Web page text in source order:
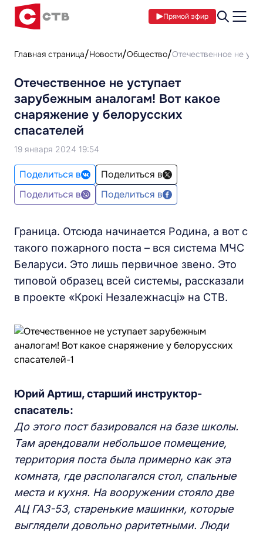
Прямой эфир
Главная страница Новости Общество Отечественное не
Отечественное не уступает
зарубежным аналогам! Вот какое
снаряжение у белорусских
спасателей
19 января 2024 19:54
Поделиться в
Поделиться в
Поделиться в
Поделиться в
Граница. Отсюда начинается Родина, а вот с
такого пожарного поста – вся система МЧС
Беларуси. Это лишь первичное звено. Это
типовой образец всей системы, рассказали
в проекте «Крокі Незалежнасці» на СТВ.
Юрий Артиш, старший инструктор-
спасатель:
До этого пост базировался на базе школы.
Там арендовали небольшое помещение,
территория поста была примерно как эта
комната, где располагался стол, спальные
места и кухня. На вооружении стояло две
АЦ ГАЗ-53, старенькие машинки, которые
выглядели довольно раритетными. Люди